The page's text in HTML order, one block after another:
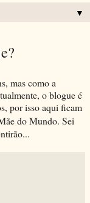
▼
mas como a
o blogue é
por isso aqui ficam
do Mundo. Sei